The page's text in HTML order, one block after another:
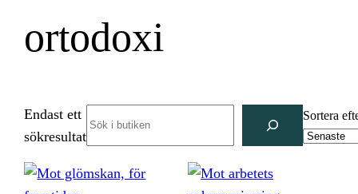
ortodoxi
Endast ett
sökresultat
Sortera